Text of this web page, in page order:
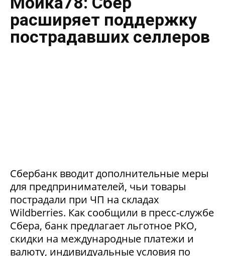
расширяет поддержку
пострадавших селлеров
Сбербанк вводит дополнительные меры
для предпринимателей, чьи товары
пострадали при ЧП на складах
Wildberries. Как сообщили в пресс-службе
Сбера, банк предлагает льготное РКО,
скидки на международные платежи и
валюту, индивидуальные условия по